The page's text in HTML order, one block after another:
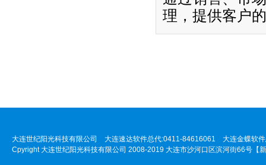
理，提供客户
大连世纪阳光科技有限公司 大连速达软件总代:0411-84616061 大连金蝶软
Cpyright 大连世纪阳光科技有限公司 2008-2019 大连市沙河口区滨河街66号